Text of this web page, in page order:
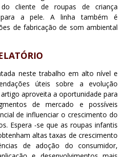
do cliente de roupas de criança
para a pele. A linha também é
de fabricação de som ambiental
neste trabalho em alto nível e
úteis sobre a evolução
aproveita a oportunidade para
de mercado e possíveis
de influenciar o crescimento do
Espera -se que as roupas infantis
altas taxas de crescimento
de adoção do consumidor,